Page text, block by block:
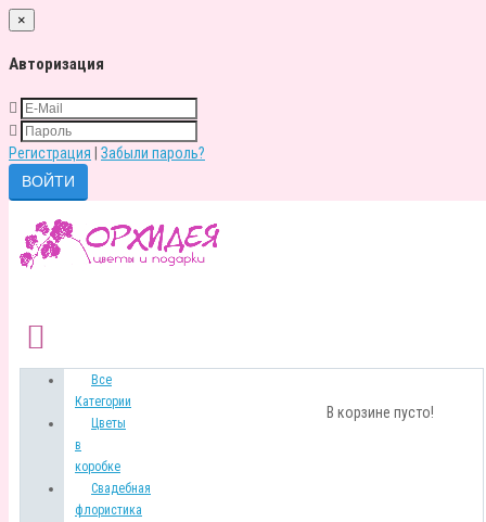
×
Авторизация
Регистрация Забыли пароль?
В корзине пусто!
Все
Категории
Цветы
в
коробке
Свадебная
флористика